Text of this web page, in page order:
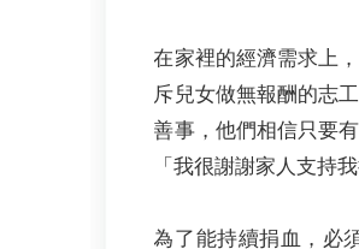
在家裡的經濟需求上
斥兒女做無報酬的志
善事，他們相信只要
「我很謝謝家人支持
為了能持續捐血，必